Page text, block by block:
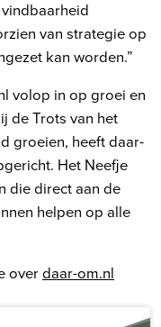
van strategie op
kan worden.”
volop in op groei en
de Trots van het
groeien, heeft daar-
Het Neefje
die direct aan de
helpen op alle
overdaar-om.nl